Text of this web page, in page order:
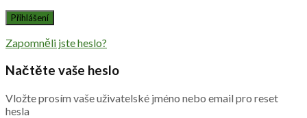
Zapomněli jste heslo?
Načtěte vaše heslo
Vložte prosím vaše uživatelské jméno nebo email pro reset
hesla